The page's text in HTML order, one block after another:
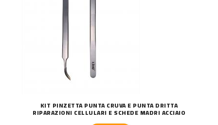
KIT PINZETTA PUNTA CRUVA E PUNTA DRITTA
RIPARAZIONI CELLULARI E SCHEDE MADRI ACCIAIO